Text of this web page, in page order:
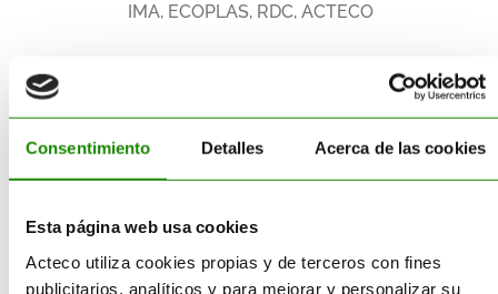
Consentimiento Detalles Acerca de las cookies
Esta página web usa cookies
Acteco utiliza cookies propias y de terceros con fines
publicitarios, analíticos y para mejorar y personalizar su
IMA, ECOPLAS, RDC, ACTECO
Proyecto CEUS
Descripción del proyecto: